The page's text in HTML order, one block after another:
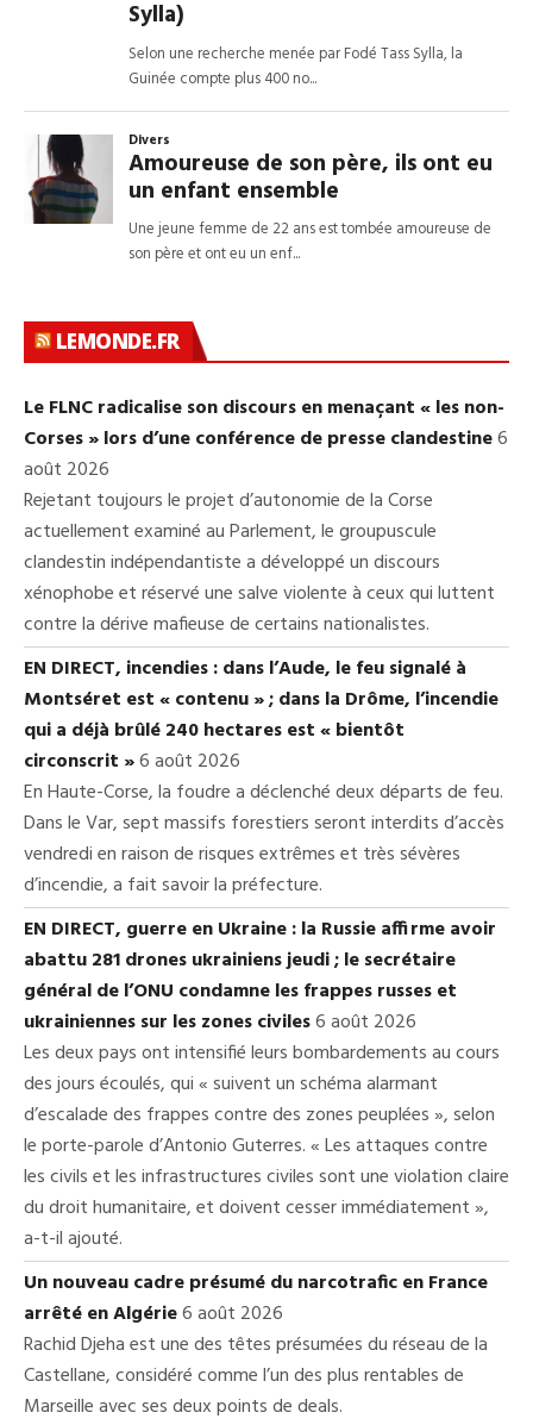
LEMONDE.FR
Le FLNC radicalise son discours en menaçant « les non-
Corses » lors d’une conférence de presse clandestine6
août 2026
Rejetant toujours le projet d’autonomie de la Corse
actuellement examiné au Parlement, le groupuscule
clandestin indépendantiste a développé un discours
xénophobe et réservé une salve violente à ceux qui luttent
contre la dérive mafieuse de certains nationalistes.
EN DIRECT, incendies : dans l’Aude, le feu signalé à
Montséret est « contenu » ; dans la Drôme, l’incendie
qui a déjà brûlé 240 hectares est « bientôt
circonscrit »6 août 2026
En Haute-Corse, la foudre a déclenché deux départs de feu.
Dans le Var, sept massifs forestiers seront interdits d’accès
vendredi en raison de risques extrêmes et très sévères
d’incendie, a fait savoir la préfecture.
EN DIRECT, guerre en Ukraine : la Russie affirme avoir
abattu 281 drones ukrainiens jeudi ; le secrétaire
général de l’ONU condamne les frappes russes et
ukrainiennes sur les zones civiles6 août 2026
Les deux pays ont intensifié leurs bombardements au cours
des jours écoulés, qui « suivent un schéma alarmant
d’escalade des frappes contre des zones peuplées », selon
le porte-parole d’Antonio Guterres. « Les attaques contre
les civils et les infrastructures civiles sont une violation claire
du droit humanitaire, et doivent cesser immédiatement »,
a-t-il ajouté.
Un nouveau cadre présumé du narcotrafic en France
arrêté en Algérie6 août 2026
Rachid Djeha est une des têtes présumées du réseau de la
Castellane, considéré comme l’un des plus rentables de
Marseille avec ses deux points de deals.